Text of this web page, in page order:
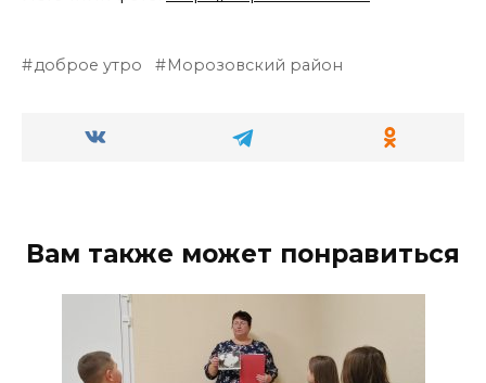
доброе утро Морозовский район
Вам также может понравиться